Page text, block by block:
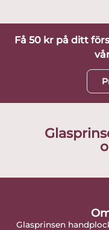
Få 50 kr på ditt
Glasprinsen